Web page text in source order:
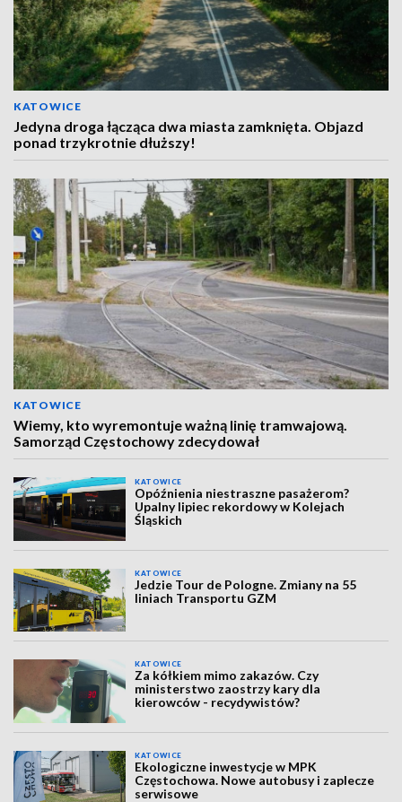
KATOWICE
Jedyna droga łącząca dwa miasta zamknięta. Objazd
ponad trzykrotnie dłuższy!
KATOWICE
Wiemy, kto wyremontuje ważną linię tramwajową.
Samorząd Częstochowy zdecydował
KATOWICE
Opóźnienia niestraszne pasażerom?
Upalny lipiec rekordowy w Kolejach
Śląskich
KATOWICE
Jedzie Tour de Pologne. Zmiany na 55
liniach Transportu GZM
KATOWICE
Za kółkiem mimo zakazów. Czy
ministerstwo zaostrzy kary dla
kierowców - recydywistów?
KATOWICE
Ekologiczne inwestycje w MPK
Częstochowa. Nowe autobusy i zaplecze
serwisowe